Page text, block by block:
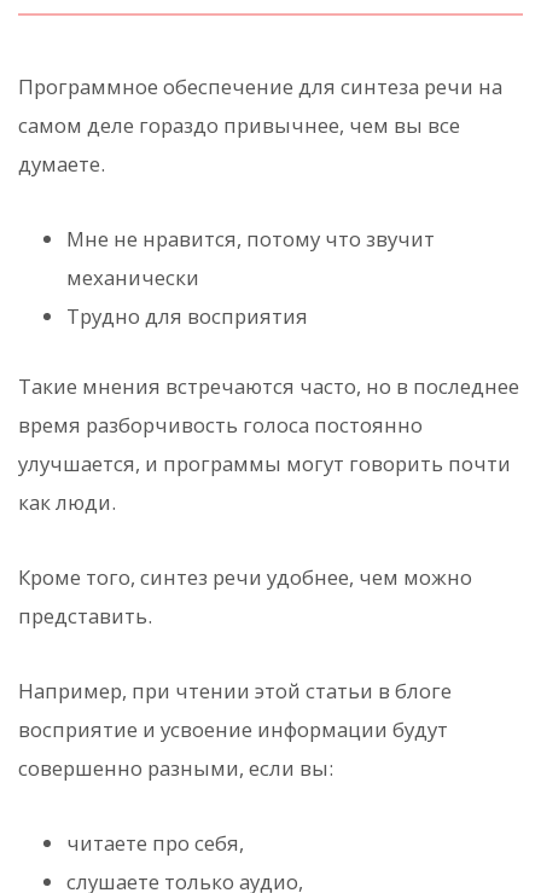
Программное обеспечение для синтеза речи на
самом деле гораздо привычнее, чем вы все
думаете.
Мне не нравится, потому что звучит
механически
Трудно для восприятия
Такие мнения встречаются часто, но в последнее
время разборчивость голоса постоянно
улучшается, и программы могут говорить почти
как люди.
Кроме того, синтез речи удобнее, чем можно
представить.
Например, при чтении этой статьи в блоге
восприятие и усвоение информации будут
совершенно разными, если вы:
читаете про себя,
слушаете только аудио,